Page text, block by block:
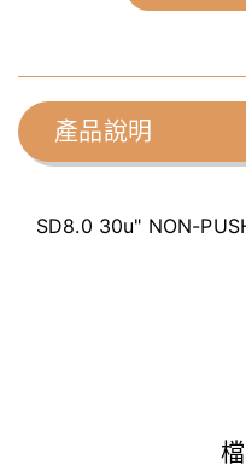
產品說明
SD8.0 30u" NON-